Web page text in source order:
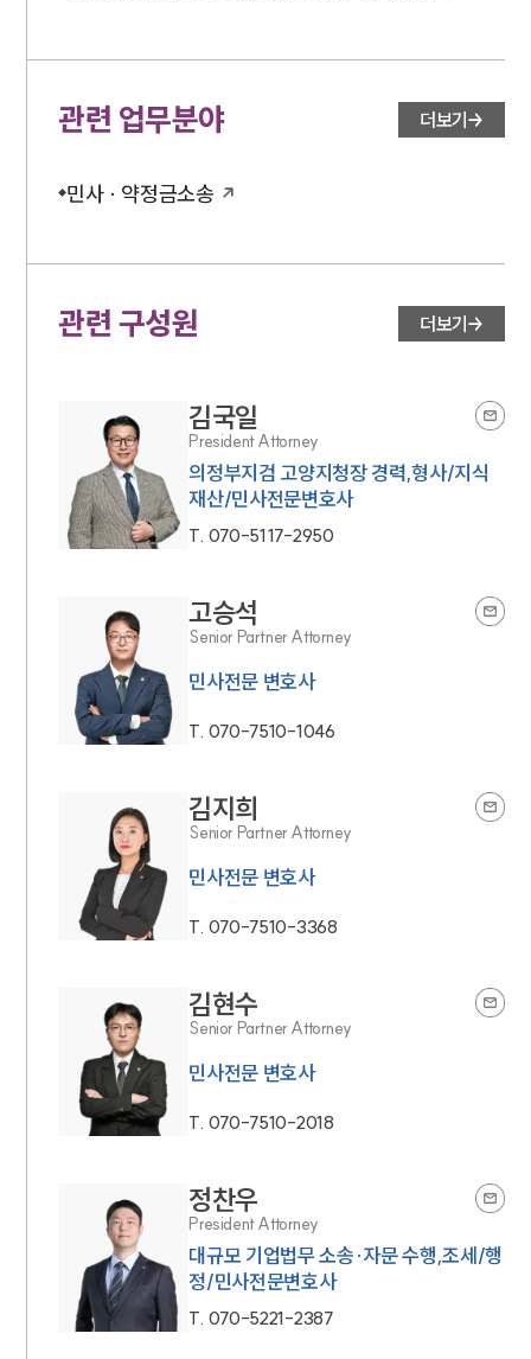
대륜법률상담예약
관련 업무분야 더보기
민사 · 약정금소송
관련 구성원 더보기
김국일
President Attorney
의정부지검 고양지청장 경력,형사/지식
재산/민사전문변호사
T. 070-5117-2950
고승석
Senior Partner Attorney
민사전문 변호사
T. 070-7510-1046
김지희
Senior Partner Attorney
민사전문 변호사
T. 070-7510-3368
김현수
Senior Partner Attorney
민사전문 변호사
T. 070-7510-2018
정찬우
President Attorney
대규모 기업법무 소송·자문 수행,조세/행
정/민사전문변호사
T. 070-5221-2387